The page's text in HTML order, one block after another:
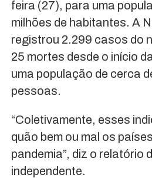
feira (27), para uma
milhões de habitantes. A
registrou 2.299 casos do
25 mortes desde o início
uma população de cerca
pessoas.
“Coletivamente, esses
quão bem ou mal os
pandemia”, diz o relatório
independente.